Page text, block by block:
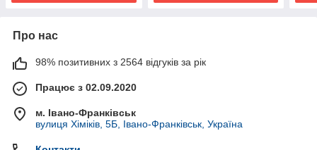
Про нас
98% позитивних з 2564 відгуків за рік
Працює з 02.09.2020
м. Івано-Франківськ
вулиця Хіміків, 5Б, Івано-Франківськ, Україна